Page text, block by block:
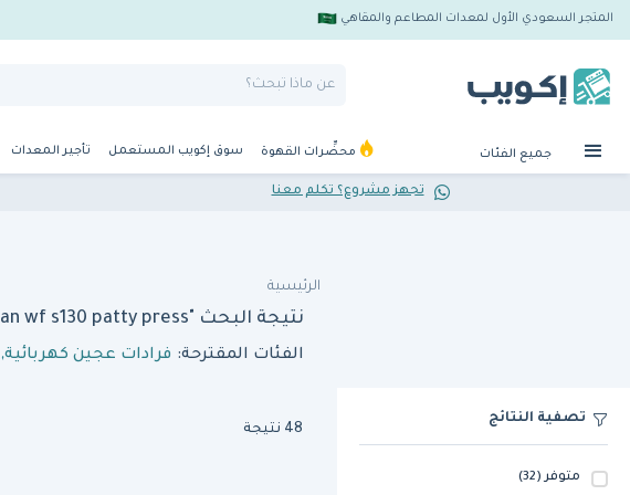
المتجر السعودي الأول لمعدات المطاعم والمقاهي
جميع الفئات محضِّرات القهوة سوق إكويب المستعمل تأجير المعدات
تجهز مشروع؟ تكلم معنا
الرئيسية
نتيجة البحث "aldiwan wf s130 patty press"
الفئات المقترحة: فرادات عجين كهربائية,
تصفية النتائج
متوفر(32)
48 نتيجة